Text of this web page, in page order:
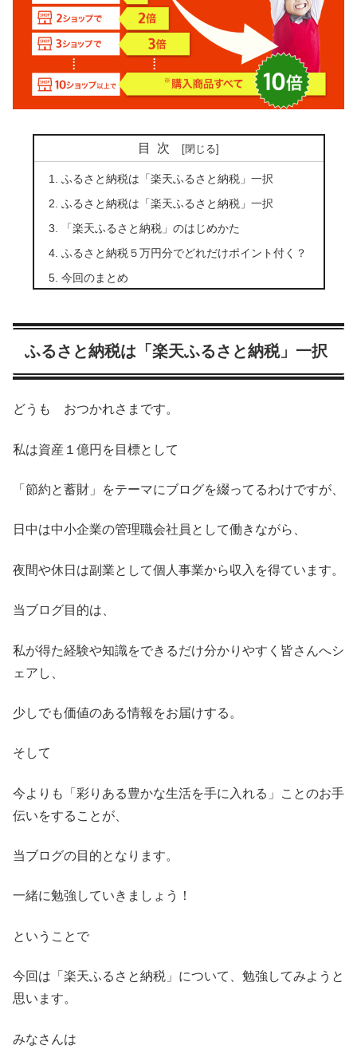
目次
ふるさと納税は「楽天ふるさと納税」一択
ふるさと納税は「楽天ふるさと納税」一択
「楽天ふるさと納税」のはじめかた
ふるさと納税５万円分でどれだけポイント付く？
今回のまとめ
ふるさと納税は「楽天ふるさと納税」一択
どうも おつかれさまです。
私は資産１億円を目標として
「節約と蓄財」をテーマにブログを綴ってるわけですが、
日中は中小企業の管理職会社員として働きながら、
夜間や休日は副業として個人事業から収入を得ています。
当ブログ目的は、
私が得た経験や知識をできるだけ分かりやすく皆さんへシ
ェアし、
少しでも価値のある情報をお届けする。
そして
今よりも「彩りある豊かな生活を手に入れる」ことのお手
伝いをすることが、
当ブログの目的となります。
一緒に勉強していきましょう！
ということで
今回は「楽天ふるさと納税」について、勉強してみようと
思います。
みなさんは